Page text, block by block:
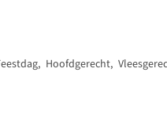
, Hoofdgerecht,